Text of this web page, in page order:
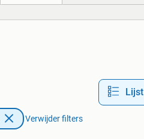
Lijst
Verwijder filters